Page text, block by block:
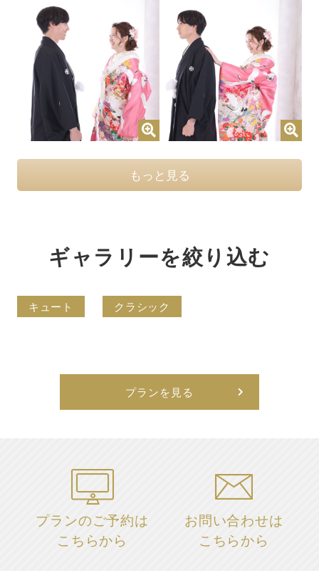
もっと見る
ギャラリーを絞り込む
キュート クラシック
プランを見る
プランのご予約は
こちらから
お問い合わせは
こちらから